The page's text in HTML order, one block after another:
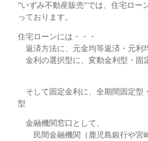
”いずみ不動産販売”では、住宅ロー
っております。
住宅ローンには・・・
返済方法に、元金均等返済・元利
金利の選択型に、変動金利型・固
そして固定金利に、全期間固定型
型
金融機関窓口として、
民間金融機関（鹿児島銀行や宮崎